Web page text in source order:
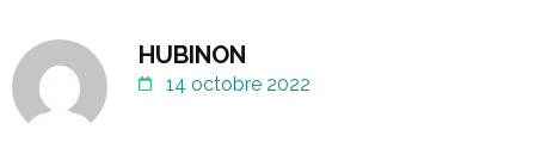
HUBINON
14 octobre 2022